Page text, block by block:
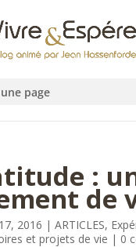
page
:
de
2016 | ARTICLES,
et projets de vie | 0